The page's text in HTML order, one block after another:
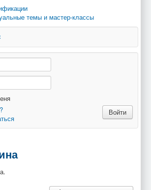
темы и мастер-классы